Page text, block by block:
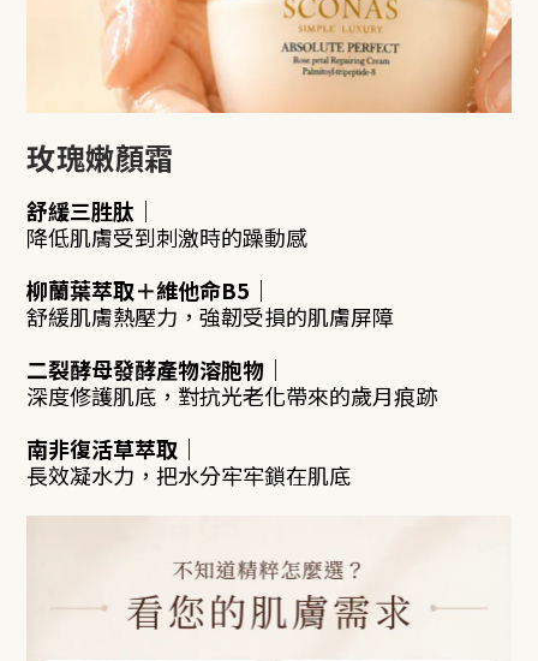
玫瑰嫩顏霜
舒緩三胜肽 ｜
降低肌膚受到刺激時的躁動感
柳蘭葉萃取＋維他命B5 ｜
舒緩肌膚熱壓力，強韌受損的肌膚屏障
二裂酵母發酵產物溶胞物 ｜
深度修護肌底，對抗光老化帶來的歲月痕跡
南非復活草萃取 ｜
長效凝水力，把水分牢牢鎖在肌底